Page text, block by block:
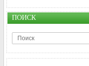
ПОИСК